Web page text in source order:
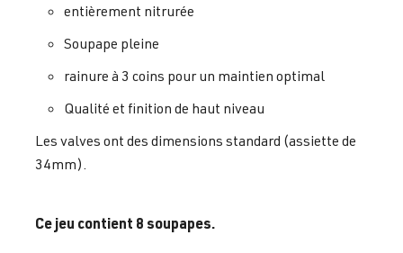
entièrement nitrurée
Soupape pleine
rainure à 3 coins pour un maintien optimal
Qualité et finition de haut niveau
Les valves ont des dimensions standard (assiette de
34mm).
Ce jeu contient 8 soupapes.